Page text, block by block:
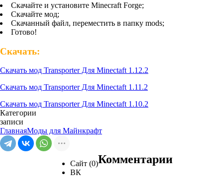
Скачайте и установите Minecraft Forge;
Скачайте мод;
Скачанный файл, переместить в папку mods;
Готово!
Скачать:
Скачать мод Transporter Для Minectaft 1.12.2
Скачать мод Transporter Для Minectaft 1.11.2
Скачать мод Transporter Для Minectaft 1.10.2
Категории
записи
ГлавнаяМоды для Майнкрафт
Сайт (0)
ВК
Комментарии